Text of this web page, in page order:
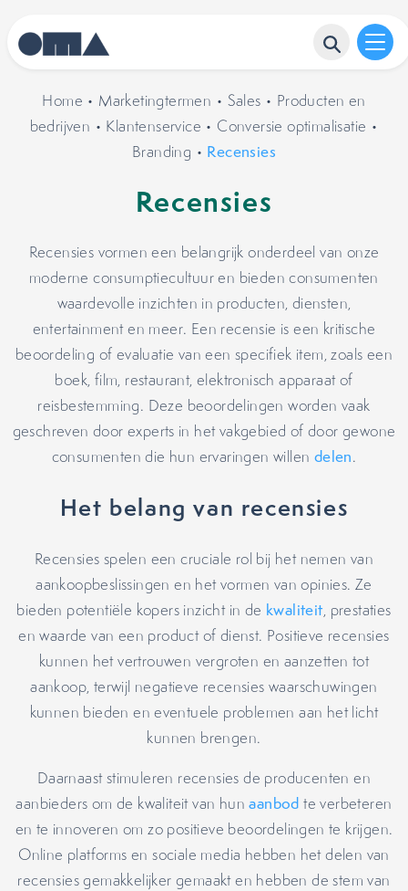
Home • Marketingtermen • Sales • Producten en
bedrijven • Klantenservice • Conversie optimalisatie •
Branding • Recensies
Recensies
Recensies vormen een belangrijk onderdeel van onze
moderne consumptiecultuur en bieden consumenten
waardevolle inzichten in producten, diensten,
entertainment en meer. Een recensie is een kritische
beoordeling of evaluatie van een specifiek item, zoals een
boek, film, restaurant, elektronisch apparaat of
reisbestemming. Deze beoordelingen worden vaak
geschreven door experts in het vakgebied of door gewone
consumenten die hun ervaringen willen delen.
Het belang van recensies
Recensies spelen een cruciale rol bij het nemen van
aankoopbeslissingen en het vormen van opinies. Ze
bieden potentiële kopers inzicht in de kwaliteit, prestaties
en waarde van een product of dienst. Positieve recensies
kunnen het vertrouwen vergroten en aanzetten tot
aankoop, terwijl negatieve recensies waarschuwingen
kunnen bieden en eventuele problemen aan het licht
kunnen brengen.
Daarnaast stimuleren recensies de producenten en
aanbieders om de kwaliteit van hunaanbod te verbeteren
en te innoveren om zo positieve beoordelingen te krijgen.
Online platforms en sociale media hebben het delen van
recensies gemakkelijker gemaakt en hebben de stem van